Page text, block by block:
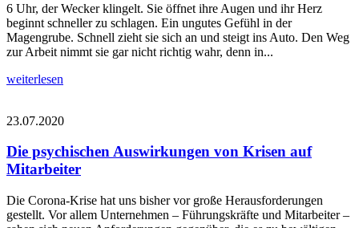
6 Uhr, der Wecker klingelt. Sie öffnet ihre Augen und ihr Herz
beginnt schneller zu schlagen. Ein ungutes Gefühl in der
Magengrube. Schnell zieht sie sich an und steigt ins Auto. Den Weg
zur Arbeit nimmt sie gar nicht richtig wahr, denn in...
weiterlesen
23.07.2020
Die psychischen Auswirkungen von Krisen auf
Mitarbeiter
Die Corona-Krise hat uns bisher vor große Herausforderungen
gestellt. Vor allem Unternehmen – Führungskräfte und Mitarbeiter –